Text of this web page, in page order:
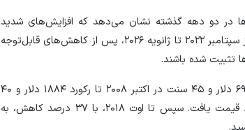
در دو دهه گذشته نشان می‌دهد که افزایش‌های شدید
قیمت، مانند رشد ۲۴۵ درصدی قیمت اونس طلا از سپتامبر ۲۰۲۲ تا ژانویه ۲۰۲۶، پس از کاهش‌های قابل‌توجه
تثبیت شده باشند.
در افزایش قیمت اونس طلا از پایین‌ترین سطح ۶۹۷ دلار و ۴۵ سنت در اکتبر ۲۰۰۸ تا رکورد ۱۸۸۴ دلار و ۴۰
سنت در سپتامبر ۲۰۱۱، این فلز زرد ۱۷۰ درصد رشد قیمت یافت. سپس تا اوت ۲۰۱۸، با ۳۷ درصد کاهش، به